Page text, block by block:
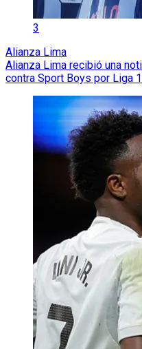
3
Alianza Lima
Alianza Lima recibió una
contra Sport Boys por Liga 1